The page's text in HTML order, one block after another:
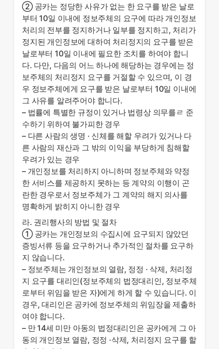
② 공카는 정당한 사유가 없는 한 요구를 받은 날로
부터 10일 이내에 정보주체의 요구에 따라 개인정보
처리의 전부를 정지하거나 일부를 정지하고, 처리가
정지된 개인정보에 대하여 처리정지의 요구를 받은
날로부터 10일 이내에 필요한 조치를 하여야 합니
다. 다만, 다음의 어느 하나에 해당하는 경우에는 정
보주체의 처리정지 요구를 거절할 수 있으며, 이 경
우 정보주체에게 요구를 받은 날로부터 10일 이내에
그 사유를 알려주어야 합니다.
– 법률에 특별한 규정이 있거나 법령상 의무를ㄹ 준
수하기 위하여 불가피한 경우
– 다른 사람의 생명 · 신체를 해할 우려가 있거나 다
른 사람의 재산과 그 밖의 이익을 부당하게 침해할
우려가 있는 경우
– 개인정보를 처리하지 아니하며 정보주체와 약정
한 서비스를 제공하지 못하는 등 계약의 이행이 곤
란한 경우로서 정보주체가 그 계약의 해지 의사를
명확하게 밝히지 아니한 경우
라. 권리행사의 방법 및 절차
① 공카는 개인정보의 수집시에 요구되지 않았던
증빙서류 등을 요구하거나 추가적인 절차를 요구하
지 않습니다.
– 정보주체는 개인정보의 열람, 정정 · 삭제, 처리정
지 요구를 대리인(정보주체의 법정대리인, 정보주체
로부터 위임을 받은 자)에게 하게 할 수 있습니다. 이
경우, 대리인은 공카에 정보주체의 위임장을 제출하
여야 합니다.
– 만 14세 미만 아동의 법정대리인은 공카에게 그 아
동의 개인정보 열람, 정정 ·삭제, 처리정지 요구를 할